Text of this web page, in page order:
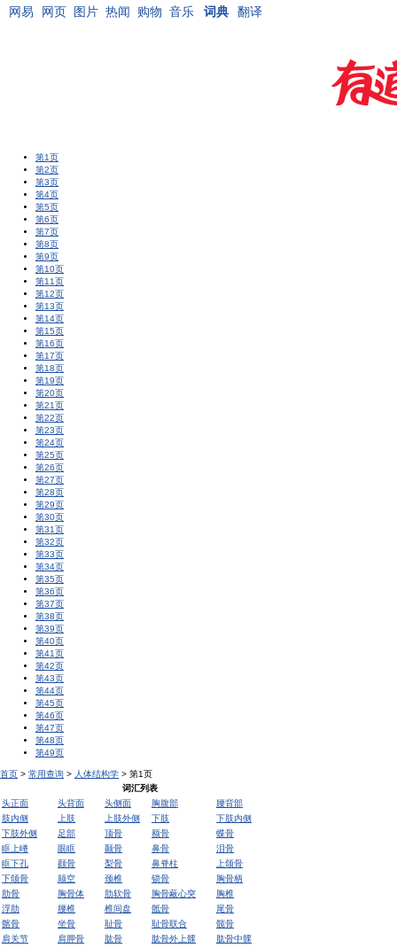
网易 网页 图片 热闻 购物 音乐 词典 翻译
第1页
第2页
第3页
第4页
第5页
第6页
第7页
第8页
第9页
第10页
第11页
第12页
第13页
第14页
第15页
第16页
第17页
第18页
第19页
第20页
第21页
第22页
第23页
第24页
第25页
第26页
第27页
第28页
第29页
第30页
第31页
第32页
第33页
第34页
第35页
第36页
第37页
第38页
第39页
第40页
第41页
第42页
第43页
第44页
第45页
第46页
第47页
第48页
第49页
首页 > 常用查询 > 人体结构学 > 第1页
词汇列表
头正面
头背面 头侧面 胸腹部
腰背部
肢内侧
上肢 上肢外侧 下肢
下肢内侧
下肢外侧
足部 顶骨 额骨
蝶骨
眶上嵴
眼眶 颞骨 鼻骨
泪骨
眶下孔
颧骨 梨骨 鼻脊柱
上颌骨
下颌骨
颏空 颈椎 锁骨
胸骨柄
肋骨
胸骨体 肋软骨 胸骨蔽心突
胸椎
浮肋
腰椎 椎间盘 骶骨
尾骨
髂骨
坐骨 耻骨 耻骨联合
髋骨
肩关节
肩胛骨 肱骨 肱骨外上髁
肱骨中髁